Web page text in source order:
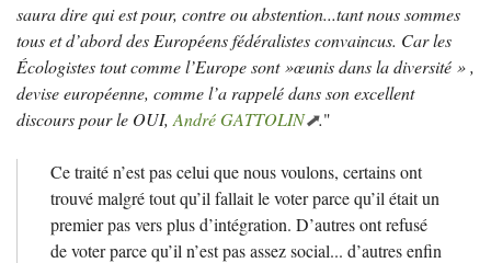
saura dire qui est pour, contre ou abstention...tant nous sommes
tous et d’abord des Européens fédéralistes convaincus. Car les
Écologistes tout comme l’Europe sont »œunis dans la diversité » ,
devise européenne, comme l’a rappelé dans son excellent
discours pour le OUI, AndréGATTOLIN ."
Ce traité n’est pas celui que nous voulons, certains ont
trouvé malgré tout qu’il fallait le voter parce qu’il était un
premier pas vers plus d’intégration. D’autres ont refusé
de voter parce qu’il n’est pas assez social... d’autres enfin